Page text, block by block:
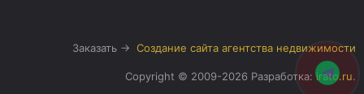
Заказать → Создание сайта агентства недвижимости
Copyright © 2009-2026 Разработка:irato.ru.